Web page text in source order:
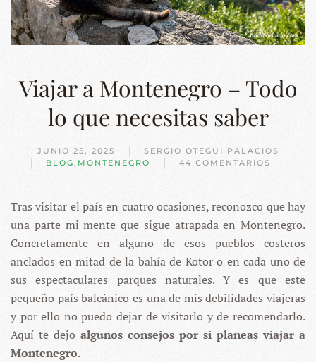
Viajar a Montenegro – Todo
lo que necesitas saber
JUNIO 25, 2025
SERGIO OTEGUI PALACIOS
BLOG, MONTENEGRO 44 COMENTARIOS
EN
MONTENEGRO
TODO
LO
NECESITAS
SABER
Tras visitar el país en cuatro ocasiones, reconozco que hay
una parte mi mente que sigue atrapada en Montenegro.
Concretamente en alguno de esos pueblos costeros
anclados en mitad de la bahía de Kotor o en cada uno de
sus espectaculares parques naturales. Y es que este
pequeño país balcánico es una de mis debilidades viajeras
y por ello no puedo dejar de visitarlo y de recomendarlo.
Aquí te dejo algunos consejos por si planeas viajar a
Montenegro.